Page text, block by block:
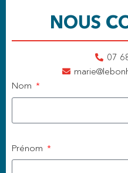
NOUS
07
Nom
Prénom